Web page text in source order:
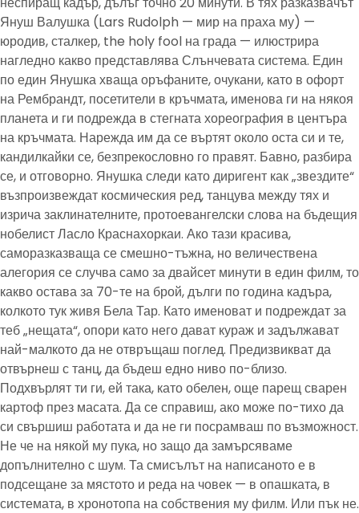
Януш Валушка (Lars Rudolph — мир на праха му) —
юродив, сталкер, the holy fool на града — илюстрира
нагледно какво представлява Слънчевата система. Един
по един Янушка хваща оръфаните, очукани, като в офорт
на Рембрандт, посетители в кръчмата, именова ги на някоя
планета и ги подрежда в стегната хореография в центъра
на кръчмата. Нарежда им да се въртят около оста си и те,
кандилкайки се, безпрекословно го правят. Бавно, разбира
се, и отговорно. Янушка следи като диригент как „звездите“
възпроизвеждат космическия ред, танцува между тях и
изрича заклинателните, протоевангелски слова на бъдещия
нобелист Ласло Краснахоркаи. Ако тази красива,
саморазказваща се смешно-тъжна, но величествена
алегория се случва само за двайсет минути в един филм, то
какво остава за 70-те на брой, дълги по година кадъра,
колкото тук живя Бела Тар. Като именоват и подреждат за
теб „нещата“, опори като него дават кураж и задължават
най-малкото да не отвръщаш поглед. Предизвикват да
отвърнеш с танц, да бъдеш едно ниво по-близо.
Подхвърлят ти ги, ей така, като обелен, още парещ сварен
картоф през масата. Да се справиш, ако може по-тихо да
си свършиш работата и да не ги посрамваш по възможност.
Не че на някой му пука, но защо да замърсяваме
допълнително с шум. Та смисълът на написаното е в
подсещане за мястото и реда на човек — в опашката, в
системата, в хронотопа на собствения му филм. Или пък не.